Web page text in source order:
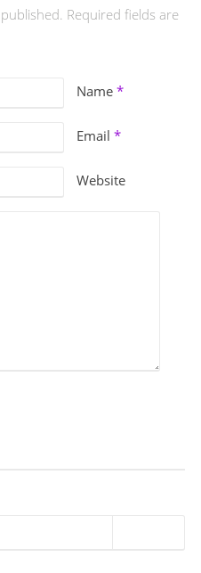
Required fields are
Name *
Email *
Website